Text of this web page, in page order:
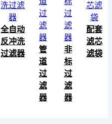
全自动
反冲洗
过滤器
管
道
过
滤
器
非
标
过
滤
器
配套
滤芯
滤袋